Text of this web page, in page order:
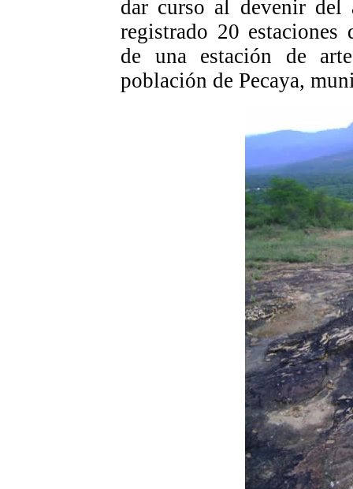
dar curso al devenir del
registrado 20
de una estación de
población de Pecaya,